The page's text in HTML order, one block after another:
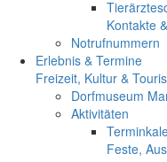
Kontakte
Notrufnummern
Erlebnis & Termine
Freizeit, Kultur &
Dorfmuseum
Aktivitäten
Feste,